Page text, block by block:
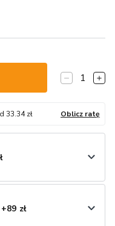
1
33.34zł Oblicz ratę
zł